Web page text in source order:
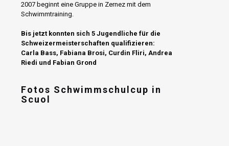
2007 beginnt eine Gruppe in Zernez mit dem
Schwimmtraining.
Bis jetzt konnten sich 5 Jugendliche für die
Schweizermeisterschaften qualifizieren:
Carla Bass, Fabiana Brosi, Curdin Fliri, Andrea
Riedi und Fabian Grond
Fotos Schwimmschulcup in
Scuol